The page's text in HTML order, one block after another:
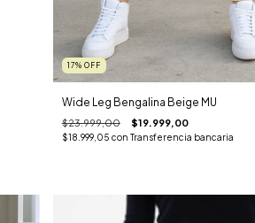
17% OFF
Wide Leg Bengalina Beige MU
$23.999,00 $19.999,00
$18.999,05 con Transferencia bancaria